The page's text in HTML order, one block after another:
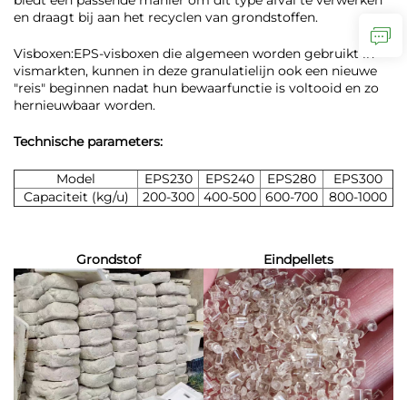
en draagt bij aan het recyclen van grondstoffen.
Visboxen:EPS-visboxen die algemeen worden gebruikt in
vismarkten, kunnen in deze granulatielijn ook een nieuwe
"reis" beginnen nadat hun bewaarfunctie is voltooid en zo
hernieuwbaar worden.
Technische parameters:
Model EPS230 EPS240 EPS280
EPS300
Capaciteit (kg/u)
200-300 400-500 600-700 800-1000
Grondstof Eindpellets